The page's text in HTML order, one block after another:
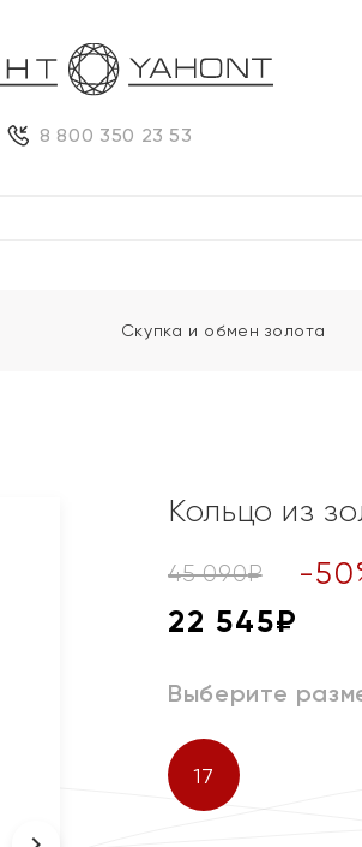
8 800 350 23 53
Скупка и обмен золота
Кольцо из
45 090₽ -50
22 545₽
Выберите
17